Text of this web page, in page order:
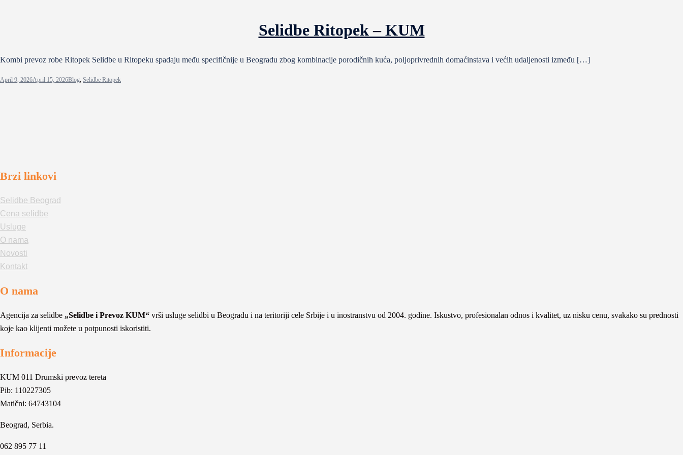
Selidbe Ritopek – KUM
Kombi prevoz robe Ritopek Selidbe u Ritopeku spadaju među specifičnije u Beogradu zbog kombinacije porodičnih kuća, poljoprivrednih domaćinstava i većih udaljenosti između […]
April 9, 2026April 15, 2026Blog Selidbe Ritopek
Brzi linkovi
Selidbe Beograd
Cena selidbe
Usluge
O nama
Novosti
Kontakt
O nama
Agencija za selidbe „Selidbe i Prevoz KUM“ vrši usluge selidbi u Beogradu i na teritoriji cele Srbije i u inostranstvu od 2004. godine. Iskustvo, profesionalan odnos i kvalitet, uz nisku cenu, svakako su prednosti
koje kao klijenti možete u potpunosti iskoristiti.
Informacije
KUM 011 Drumski prevoz tereta
Pib: 110227305
Matični: 64743104
Beograd, Serbia.
062 895 77 11